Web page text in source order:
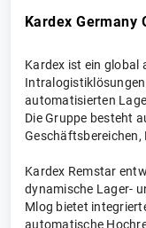
Kardex Germany
Kardex ist ein global
automatisierten
Die Gruppe besteht
Geschäftsbereichen,
Kardex Remstar
dynamische Lager-
Mlog bietet
automatische